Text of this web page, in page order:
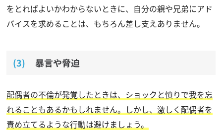
をとればよいかわからないときに、自分の親や兄弟にアド
バイスを求めることは、もちろん差し支えありません。
暴言や脅迫
配偶者の不倫が発覚したときは、ショックと憤りで我を忘
れることもあるかもしれません。 しかし、激しく配偶者を
責め立てるような行動は避けましょう。